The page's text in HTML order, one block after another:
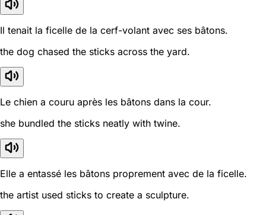
Il tenait la ficelle de la cerf-volant avec ses bâtons.
the dog chased the sticks across the yard.
Le chien a couru après les bâtons dans la cour.
she bundled the sticks neatly with twine.
Elle a entassé les bâtons proprement avec de la ficelle.
the artist used sticks to create a sculpture.